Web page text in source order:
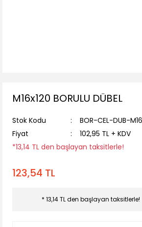
M16x120 BORULU DÜBEL
Stok Kodu
BOR-CEL-DUB-
Fiyat
102,95 TL + KDV
*13,14 TL den başlayan taksitlerle!
123,54 TL
* 13,14 TL den başlayan taksitlerle!